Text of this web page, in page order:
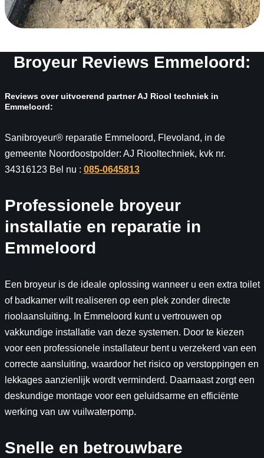
Broyeur Reviews Emmeloord:
Reviews over uitvoerend partner AJ Riool techniek in
Emmeloord:
Sanibroyeur® reparatie Emmeloord, Flevoland, in de
gemeente Noordoostpolder: AJ Riooltechniek, kvk nr.
34316123 Bel nu : 085-0645813
Professionele broyeur
installatie en reparatie in
Emmeloord
Een broyeur is de ideale oplossing wanneer u een extra toilet
of badkamer wilt realiseren op een plek zonder directe
rioolaansluiting. In Emmeloord kunt u vertrouwen op
vakkundige installatie van deze systemen. Door te kiezen
voor een professionele installateur bent u verzekerd van een
correcte aansluiting, waardoor het risico op verstoppingen en
lekkages aanzienlijk wordt verminderd. Daarnaast zorgt een
deskundige montage voor een geluidsarme en efficiënte
werking van uw vuilwaterpomp.
Snelle en betrouwbare